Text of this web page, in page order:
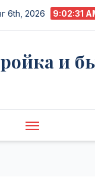
6th, 2026 9:02:32
и